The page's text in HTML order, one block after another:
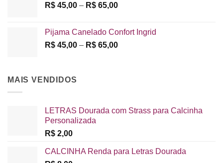
R$ 45,00 – R$ 65,00Faixa
R$ 45,00
através
Pijama Canelado Confort Ingrid
R$ 45,00 – R$ 65,00Faixa
MAIS VENDIDOS
LETRAS Dourada com Strass para Calcinha
Personalizada
R$ 2,00
CALCINHA Renda para Letras Dourada